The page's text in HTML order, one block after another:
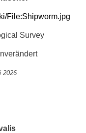
File:Shipworm.jpg
Survey
2026